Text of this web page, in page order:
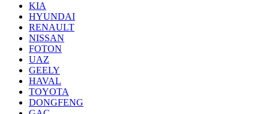
KIA
HYUNDAI
RENAULT
NISSAN
FOTON
UAZ
GEELY
HAVAL
TOYOTA
DONGFENG